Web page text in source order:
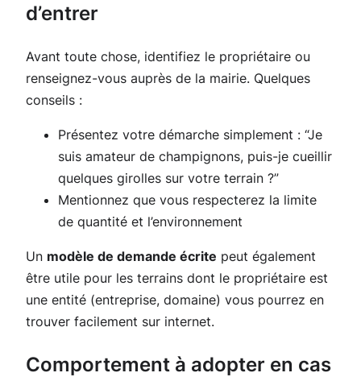
d’entrer
Avant toute chose, identifiez le propriétaire ou
renseignez-vous auprès de la mairie. Quelques
conseils :
Présentez votre démarche simplement : “Je
suis amateur de champignons, puis-je cueillir
quelques girolles sur votre terrain ?”
Mentionnez que vous respecterez la limite
de quantité et l’environnement
Un modèle de demande écrite peut également
être utile pour les terrains dont le propriétaire est
une entité (entreprise, domaine) vous pourrez en
trouver facilement sur internet.
Comportement à adopter en cas